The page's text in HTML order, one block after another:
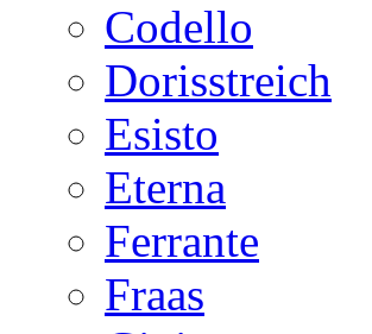
Codello
Dorisstreich
Esisto
Eterna
Ferrante
Fraas